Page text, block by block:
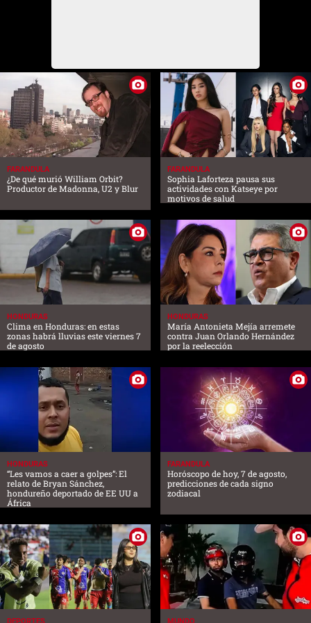
FARANDULA
¿De qué murió William Orbit?
Productor de Madonna, U2 y Blur
FARANDULA
Sophia Laforteza pausa sus
actividades con Katseye por
motivos de salud
HONDURAS
Clima en Honduras: en estas
zonas habrá lluvias este viernes 7
de agosto
HONDURAS
María Antonieta Mejía arremete
contra Juan Orlando Hernández
por la reelección
HONDURAS
“Les vamos a caer a golpes”: El
relato de Bryan Sánchez,
hondureño deportado de EE UU a
África
FARANDULA
Horóscopo de hoy, 7 de agosto,
predicciones de cada signo
zodiacal